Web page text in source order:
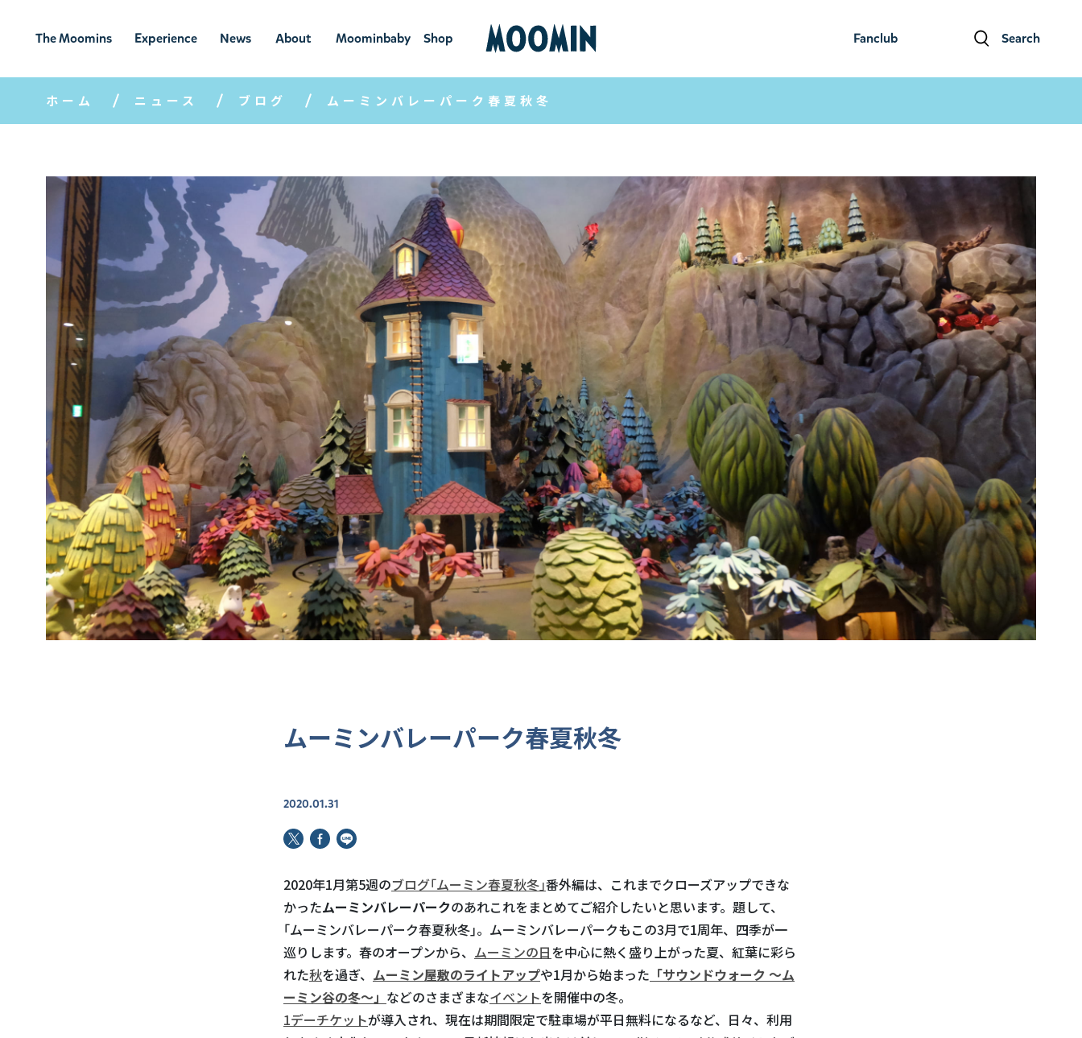
Fanclub Search
The Moomins
ムーミンの
世界
Experience
ムーミンの世
界を楽しむ
News
ニュ
ース
About
ムーミン
について
Moominbaby
ムーミンベ
ビー
Shop
ショ
ップ
ホーム ニュース ブログ ムーミンバレーパーク春夏秋冬
ムーミンバレーパーク春夏秋冬
2020.01.31
2020年1月第5週のブログ｢ムーミン春夏秋冬｣番外編は、これまでクローズアップできな
かったムーミンバレーパークのあれこれをまとめてご紹介したいと思います。題して、
｢ムーミンバレーパーク春夏秋冬｣。ムーミンバレーパークもこの3月で1周年、四季が一
巡りします。春のオープンから、 ムーミンの日を中心に熱く盛り上がった夏、紅葉に彩ら
れた秋を過ぎ、 ムーミン屋敷のライトアップや1月から始まった 「サウンドウォーク ～ム
ーミン谷の冬～」 などのさまざまなイベントを開催中の冬。
1デーチケットが導入され、現在は期間限定で駐車場が平日無料になるなど、日々、利用